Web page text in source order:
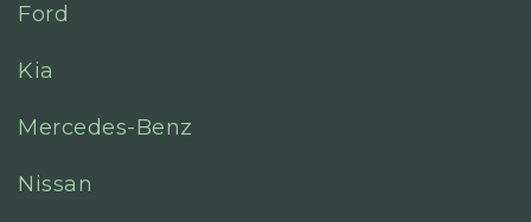
Ford
Kia
Mercedes-Benz
Nissan